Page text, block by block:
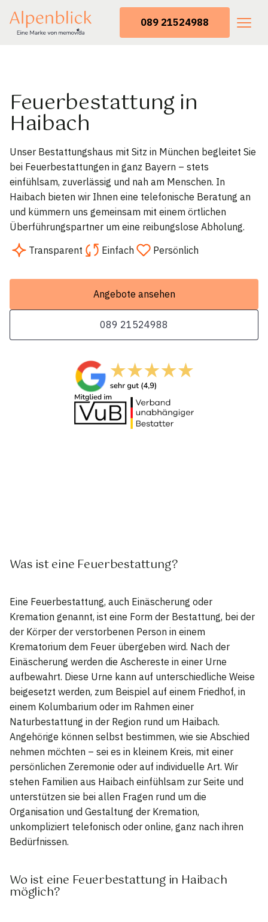
089 21524988
Feuerbestattung in
Haibach
Unser Bestattungshaus mit Sitz in München begleitet Sie
bei Feuerbestattungen in ganz Bayern – stets
einfühlsam, zuverlässig und nah am Menschen. In
Haibach bieten wir Ihnen eine telefonische Beratung an
und kümmern uns gemeinsam mit einem örtlichen
Überführungspartner um eine reibungslose Abholung.
Transparent
Einfach Persönlich
Angebote ansehen
089 21524988
Was ist eine Feuerbestattung?
Eine Feuerbestattung, auch Einäscherung oder
Kremation genannt, ist eine Form der Bestattung, bei der
der Körper der verstorbenen Person in einem
Krematorium dem Feuer übergeben wird. Nach der
Einäscherung werden die Aschereste in einer Urne
aufbewahrt. Diese Urne kann auf unterschiedliche Weise
beigesetzt werden, zum Beispiel auf einem Friedhof, in
einem Kolumbarium oder im Rahmen einer
Naturbestattung in der Region rund um Haibach.
Angehörige können selbst bestimmen, wie sie Abschied
nehmen möchten – sei es in kleinem Kreis, mit einer
persönlichen Zeremonie oder auf individuelle Art. Wir
stehen Familien aus Haibach einfühlsam zur Seite und
unterstützen sie bei allen Fragen rund um die
Organisation und Gestaltung der Kremation,
unkompliziert telefonisch oder online, ganz nach ihren
Bedürfnissen.
Wo ist eine Feuerbestattung in Haibach
möglich?